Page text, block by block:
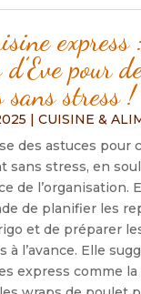
express :
d’Eve pour
sans stress !
| CUISINE &
des astuces pour
sans stress, en
de l’organisation.
de planifier les
et de préparer
à l’avance. Elle
express comme la